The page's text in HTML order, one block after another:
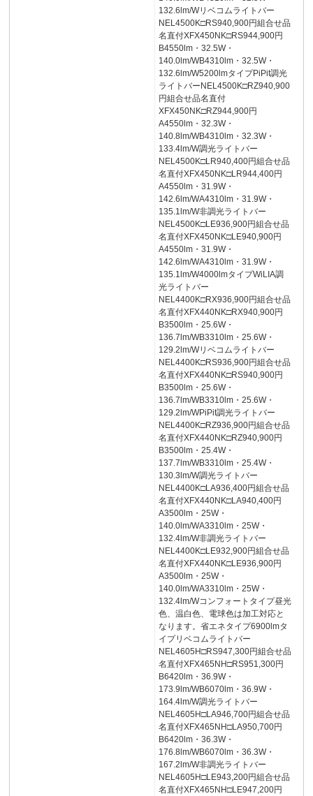
132.6lm/Wリベコムライトバー
NEL4500K□RS940,900円組合せ品
名直付XFX450NK□RS944,900円
B4550lm・32.5W・
140.0lm/WB4310lm・32.5W・
132.6lm/W5200lmタイプPiPit調光
ライトバーNEL4500K□RZ940,900
円組合せ品名直付
XFX450NK□RZ944,900円
A4550lm・32.3W・
140.8lm/WB4310lm・32.3W・
133.4lm/W調光ライトバー
NEL4500K□LR940,400円組合せ品
名直付XFX450NK□LR944,400円
A4550lm・31.9W・
142.6lm/WA4310lm・31.9W・
135.1lm/W非調光ライトバー
NEL4500K□LE936,900円組合せ品
名直付XFX450NK□LE940,900円
A4550lm・31.9W・
142.6lm/WA4310lm・31.9W・
135.1lm/W4000lmタイプWiLIA調
光ライトバー
NEL4400K□RX936,900円組合せ品
名直付XFX440NK□RX940,900円
B3500lm・25.6W・
136.7lm/WB3310lm・25.6W・
129.2lm/Wリベコムライトバー
NEL4400K□RS936,900円組合せ品
名直付XFX440NK□RS940,900円
B3500lm・25.6W・
136.7lm/WB3310lm・25.6W・
129.2lm/WPiPit調光ライトバー
NEL4400K□RZ936,900円組合せ品
名直付XFX440NK□RZ940,900円
B3500lm・25.4W・
137.7lm/WB3310lm・25.4W・
130.3lm/W調光ライトバー
NEL4400K□LA936,400円組合せ品
名直付XFX440NK□LA940,400円
A3500lm・25W・
140.0lm/WA3310lm・25W・
132.4lm/W非調光ライトバー
NEL4400K□LE932,900円組合せ品
名直付XFX440NK□LE936,900円
A3500lm・25W・
140.0lm/WA3310lm・25W・
132.4lm/Wコンフォートタイプ昼光
色、温白色、電球色は加工対応と
なります。省エネタイプ6900lmタ
イプリベコムライトバー
NEL4605H□RS947,300円組合せ品
名直付XFX465NH□RS951,300円
B6420lm・36.9W・
173.9lm/WB6070lm・36.9W・
164.4lm/W調光ライトバー
NEL4605H□LA946,700円組合せ品
名直付XFX465NH□LA950,700円
B6420lm・36.3W・
176.8lm/WB6070lm・36.3W・
167.2lm/W非調光ライトバー
NEL4605H□LE943,200円組合せ品
名直付XFX465NH□LE947,200円